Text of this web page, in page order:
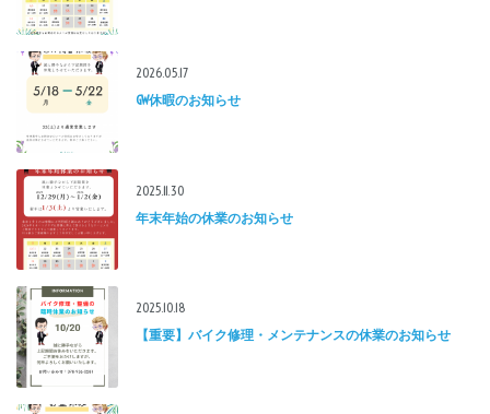
2026.05.17
GW休暇のお知らせ
2025.11.30
年末年始の休業のお知らせ
2025.10.18
【重要】バイク修理・メンテナンスの休業のお知らせ